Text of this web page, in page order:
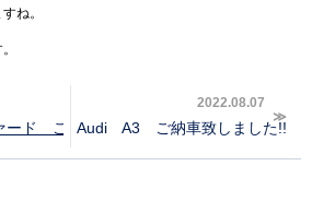
ね。
ード ご納車致しました!!
2022.08.07
Audi A3 ご納車致しました!!